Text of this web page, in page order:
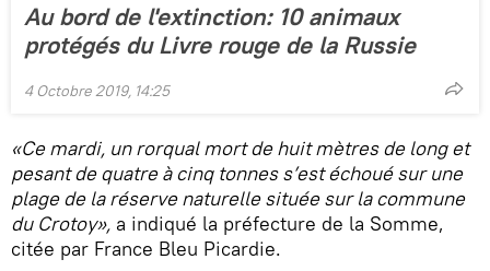
Au bord de l'extinction: 10 animaux
protégés du Livre rouge de la Russie
4 Octobre 2019, 14:25
«Ce mardi, un rorqual mort de huit mètres de long et
pesant de quatre à cinq tonnes s’est échoué sur une
plage de la réserve naturelle située sur la commune
du Crotoy», a indiqué la préfecture de la Somme,
citée par France Bleu Picardie.